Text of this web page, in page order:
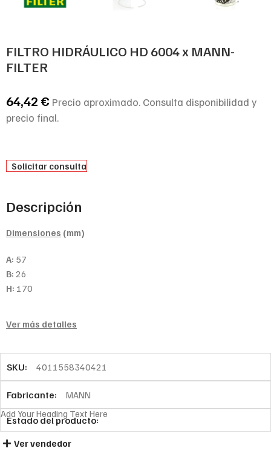
FILTRO HIDRÁULICO HD 6004 x MANN-
FILTER
64,42€ Precio aproximado. Consulta disponibilidad y
precio final.
Solicitar consulta
Descripción
Dimensiones (mm)
A: 57
B: 26
H: 170
Ver más detalles
SKU: 4011558340421
Fabricante: MANN
Estado del producto:
Add Your Heading Text Here
Ver vendedor